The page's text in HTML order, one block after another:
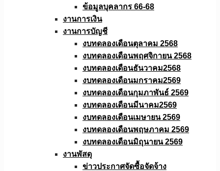
ข้อมูลบุคลากร 66-68
งานการเงิน
งานการบัญชี
งบทดลองเดือนตุลาคม 2568
งบทดลองเดือนพฤศจิกายน 2568
งบทดลองเดือนธันวาคม2568
งบทดลองเดือนมกราคม2569
งบทดลองเดือนกุมภาพันธ์ 2569
งบทดลองเดือนมีนาคม2569
งบทดลองเดือนเมษายน 2569
งบทดลองเดือนพฤษภาคม 2569
งบทดลองเดือนมิถุนายน 2569
งานพัสดุ
ข่าวประกาศจัดซื้อจัดจ้าง